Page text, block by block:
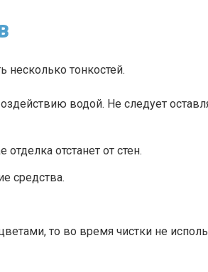
несколько тонкостей.
водой. Не следует
отстанет от стен.
средства.
то во время чистки не